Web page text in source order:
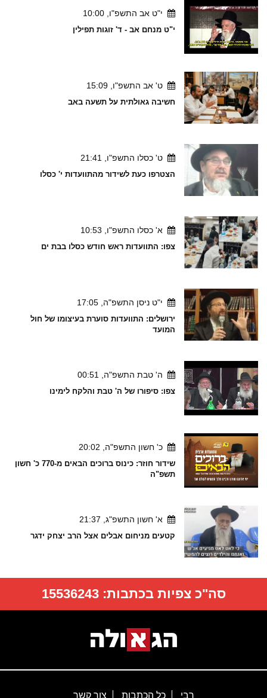
י"ט אב התשפ"ו, 10:00
י"ט מנחם אב - ד' זוגות תפילין
ט' אב התשפ"ו, 15:09
חשיבה גאולתית על תשעה באב
ט' כסלו התשפ"ו, 21:41
הצטרפו כעת לשידור מהתוועדות י' כסלו
א' כסלו התשפ"ו, 10:53
צפו: התוועדות ראש חודש כסלו בבת ים
י"ט ניסן התשפ"ה, 17:05
ירושלים: התוועדות סוערת בעיצומו של חול
המועד
ה' טבת התשפ"ה, 00:51
צפו: סיפורו של ה' טבת והלקח לימינו
כ' חשון התשפ"ה, 20:02
שידור חוזר: כינוס ברוכים הבאים מ-770 כ' חשון
תשפ"ה
א' חשון התשפ"ג, 21:37
קטעים מניחום אבלים אצל הרב יצחק ידגר
סה"כ צפיות בכתבות:15536243
רבי כל הכתבות צור קשר